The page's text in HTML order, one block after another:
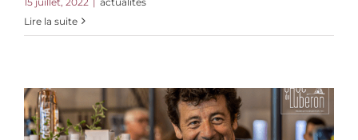
Lire la suite